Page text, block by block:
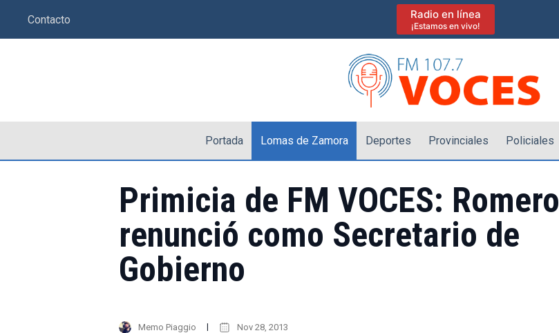
Contacto Radio en línea
¡Estamos en vivo!
Portada Lomas de Zamora Deportes Provinciales Policiales
Primicia de FM VOCES: Romero
renunció como Secretario de
Gobierno
Memo Piaggio Nov 28, 2013